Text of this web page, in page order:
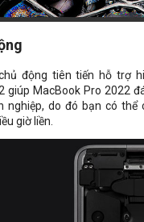
động tiên tiến hỗ trợ
giúp MacBook Pro 2022
nghiệp, do đó bạn có thể
giờ liền.